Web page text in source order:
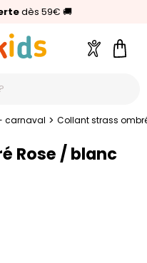
dès 59€ 🚚
:Annikids N°1
avis clients)
Compte
carnaval > Collant strass
Rose / blanc